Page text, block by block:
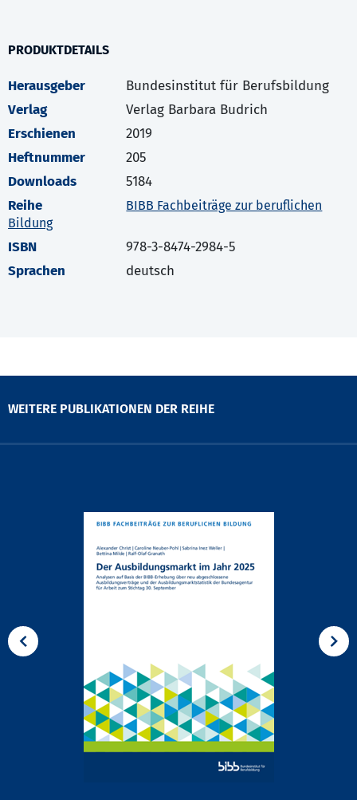
PRODUKTDETAILS
Herausgeber
Bundesinstitut für Berufsbildung
Verlag
Verlag Barbara Budrich
Erschienen
2019
Heftnummer
205
Downloads
5184
Reihe
BIBB Fachbeiträge zur beruflichen
Bildung
ISBN
978-3-8474-2984-5
Sprachen
deutsch
WEITERE PUBLIKATIONEN DER REIHE